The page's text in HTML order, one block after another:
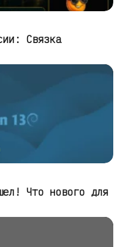
Связка
Что нового для